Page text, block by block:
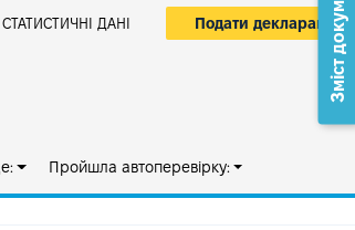
СТАТИСТИЧНІ ДАНІ Подати декларацію
Пройшла автоперевірку:
Зміст документа